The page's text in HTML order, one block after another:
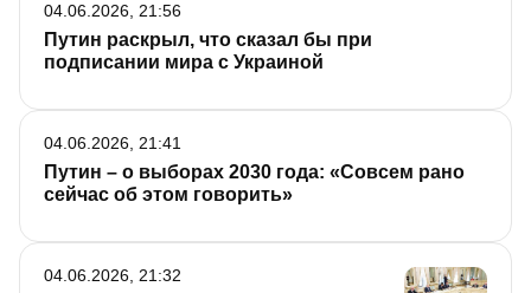
Путин раскрыл, что сказал бы при
подписании мира с Украиной
04.06.2026, 21:56
Путин – о выборах 2030 года: «Совсем рано
сейчас об этом говорить»
04.06.2026, 21:41
04.06.2026, 21:32